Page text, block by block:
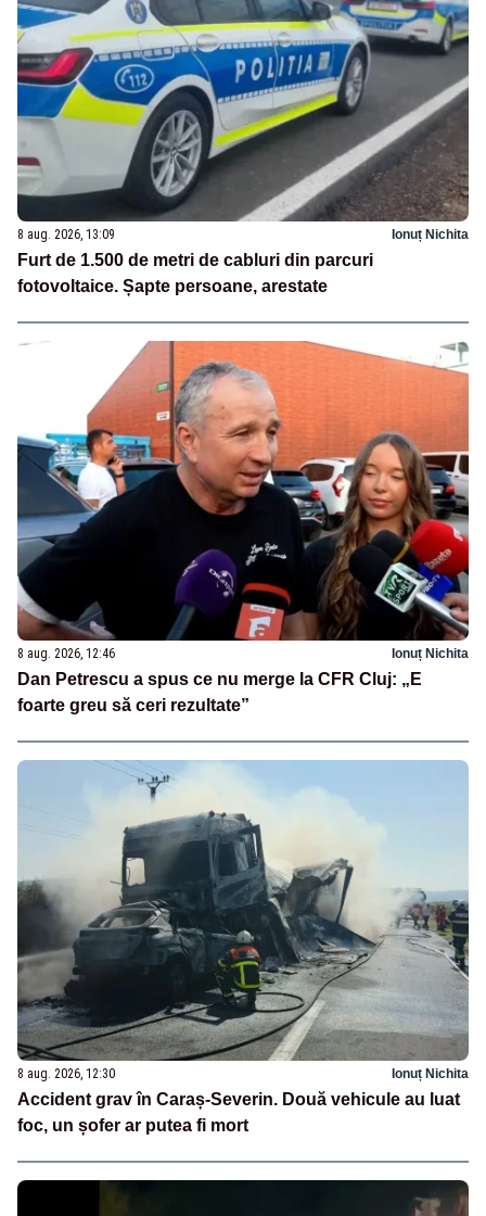
8 aug. 2026, 13:09 Ionuț Nichita
Furt de 1.500 de metri de cabluri din parcuri
fotovoltaice. Șapte persoane, arestate
8 aug. 2026, 12:46 Ionuț Nichita
Dan Petrescu a spus ce nu merge la CFR Cluj: „E
foarte greu să ceri rezultate”
8 aug. 2026, 12:30 Ionuț Nichita
Accident grav în Caraș-Severin. Două vehicule au luat
foc, un șofer ar putea fi mort